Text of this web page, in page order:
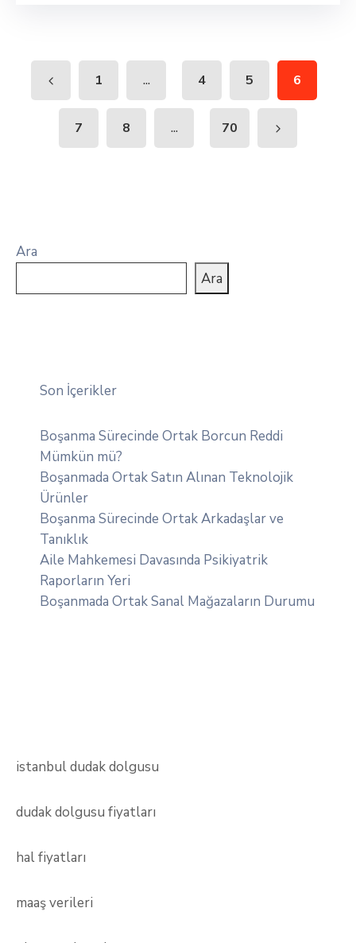
1 ... 4 5 6
7 8 ... 70
Ara
Ara
Son İçerikler
Boşanma Sürecinde Ortak Borcun Reddi
Mümkün mü?
Boşanmada Ortak Satın Alınan Teknolojik
Ürünler
Boşanma Sürecinde Ortak Arkadaşlar ve
Tanıklık
Aile Mahkemesi Davasında Psikiyatrik
Raporların Yeri
Boşanmada Ortak Sanal Mağazaların Durumu
istanbul dudak dolgusu
dudak dolgusu fiyatları
hal fiyatları
maaş verileri